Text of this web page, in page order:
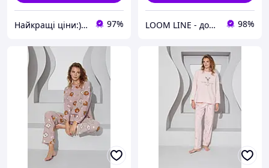
Найкращі ціни:) Lightssshop 97% LOOM LINE - домашній одяг для всієї сім'ї 98%